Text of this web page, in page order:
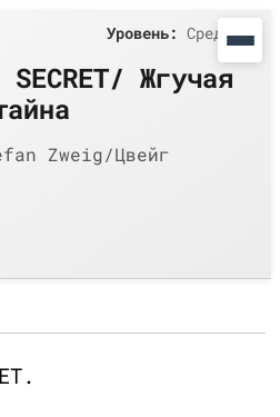
SECRET/ Жгучая
Zweig/Цвейг
Уровень: Средний